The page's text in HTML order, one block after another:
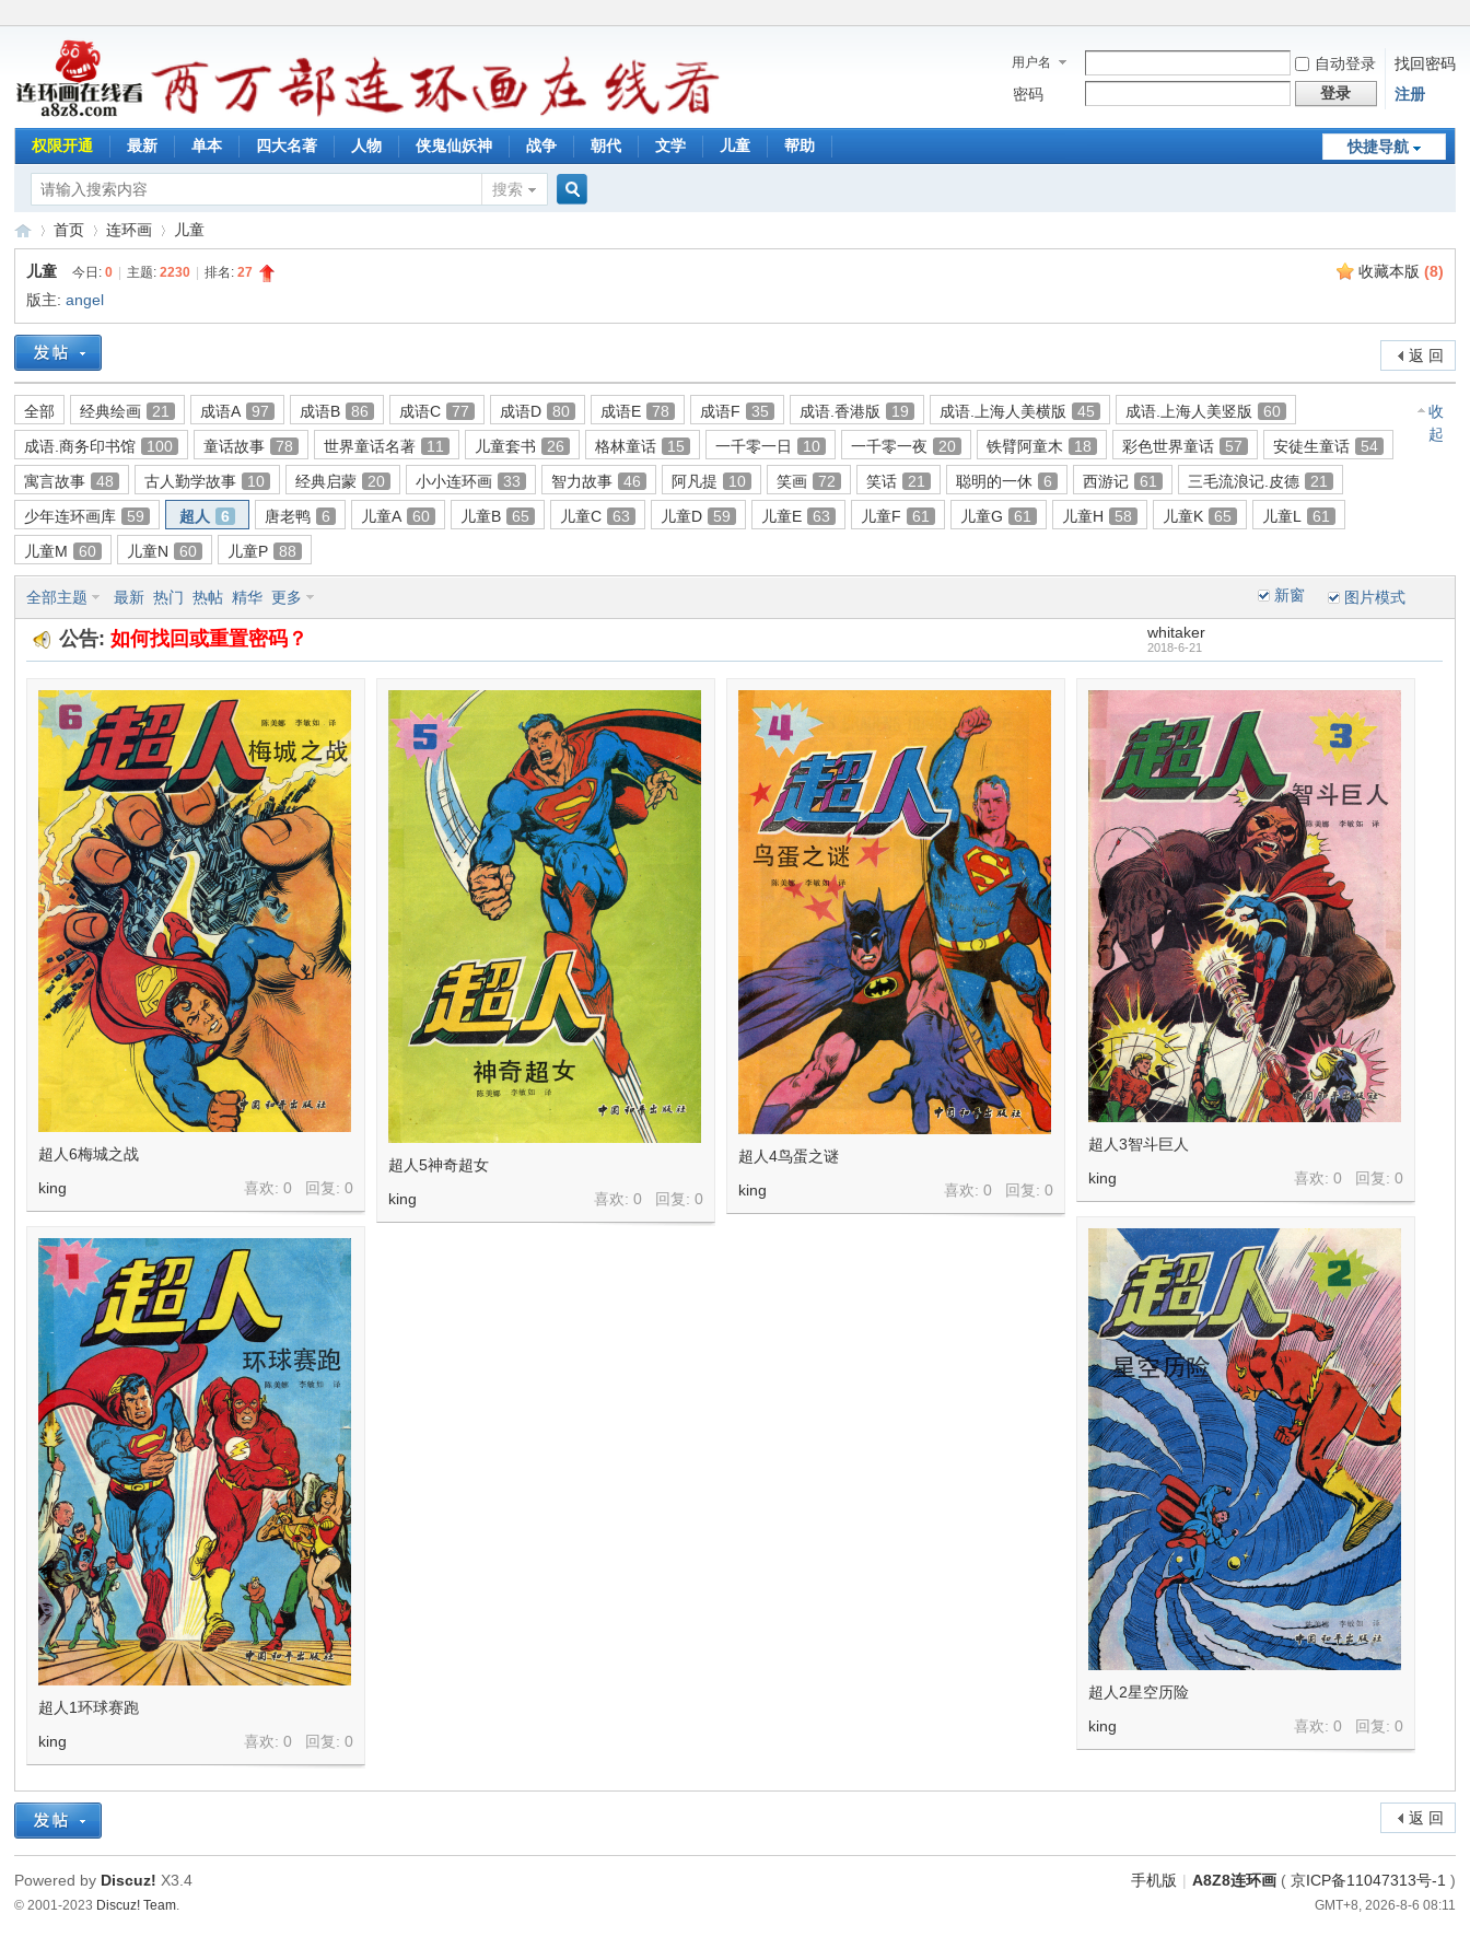
用户名 自动登录
找回密码
密码
登录 注册
快捷导航
权限开通 最新 单本 四大名著 人物 侠鬼仙妖神 战争 朝代 文学 儿童 帮助
搜索
连
环
»
首页
›
连环画
›
儿童
收藏本版 (8)
儿童 今日:0 主题:2230 排名:27
版主:angel
返 回
收
起
全部 经典绘画 21 成语A 97 成语B 86 成语C 77 成语D 80 成语E 78 成语F 35 成语.香港版 19 成语.上海人美横版 45 成语.上海人美竖版
60
成语.商务印书馆
100 童话故事 78 世界童话名著 11 儿童套书 26 格林童话 15 一千零一日 10 一千零一夜 20 铁臂阿童木 18 彩色世界童话 57 安徒生童话
54
寓言故事
48 古人勤学故事 10 经典启蒙 20 小小连环画 33 智力故事 46 阿凡提 10 笑画 72 笑话 21 聪明的一休 6 西游记 61 三毛流浪记.皮德
21
少年连环画库
59 超人 6 唐老鸭 6 儿童A 60 儿童B 65 儿童C 63 儿童D 59 儿童E 63 儿童F 61 儿童G 61 儿童H 58 儿童K 65 儿童L
61
儿童M
60 儿童N 60 儿童P 88
新窗
全部主题 最新 热门 热帖 精华 更多 图片模式
公告:如何找回或重置密码？ whitaker
2018-6-21
超人6梅城之战
喜欢: 0 回复:0
king
超人5神奇超女
喜欢: 0 回复:0
king
超人4鸟蛋之谜
喜欢: 0 回复:0
king
超人3智斗巨人
喜欢: 0 回复:0
king
超人2星空历险
喜欢: 0 回复:0
king
超人1环球赛跑
喜欢: 0 回复:0
king
返 回
手机版 | A8Z8连环画( 京ICP备11047313号-1 )
GMT+8, 2026-8-6 08:11
Powered by Discuz! X3.4
© 2001-2023 Discuz! Team